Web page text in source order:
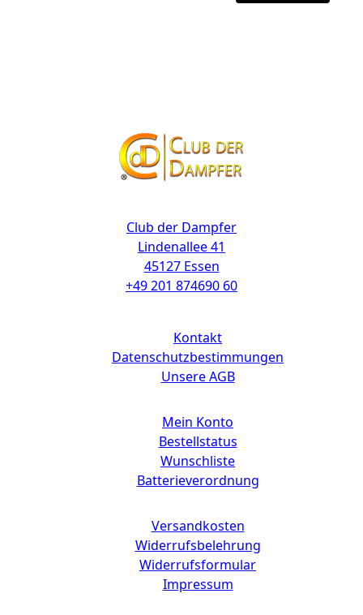
Club der Dampfer
Lindenallee 41
45127 Essen
+49 201 874690 60
Kontakt
Datenschutzbestimmungen
Unsere AGB
Mein Konto
Bestellstatus
Wunschliste
Batterieverordnung
Versandkosten
Widerrufsbelehrung
Widerrufsformular
Impressum